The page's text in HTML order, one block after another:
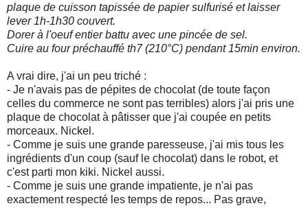
plaque de cuisson tapissée de papier sulfurisé et laisser
lever 1h-1h30 couvert.
Dorer à l'oeuf entier battu avec une pincée de sel.
Cuire au four préchauffé th7 (210°C) pendant 15min environ.
A vrai dire, j'ai un peu triché :
- Je n'avais pas de pépites de chocolat (de toute façon
celles du commerce ne sont pas terribles) alors j'ai pris une
plaque de chocolat à pâtisser que j'ai coupée en petits
morceaux. Nickel.
- Comme je suis une grande paresseuse, j'ai mis tous les
ingrédients d'un coup (sauf le chocolat) dans le robot, et
c'est parti mon kiki. Nickel aussi.
- Comme je suis une grande impatiente, je n'ai pas
exactement respecté les temps de repos... Pas grave,